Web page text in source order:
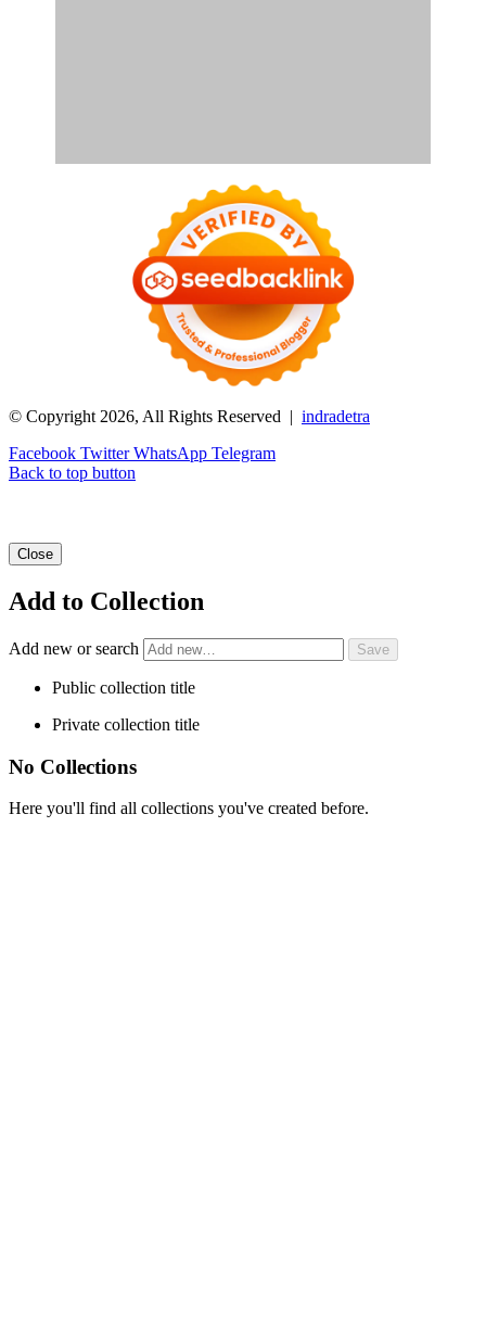
© Copyright 2026, All Rights Reserved | indradetra
Facebook Twitter WhatsApp Telegram
Back to top button
Close
Add to Collection
Add new or search
Public collection title
Private collection title
No Collections
Here you'll find all collections you've created before.